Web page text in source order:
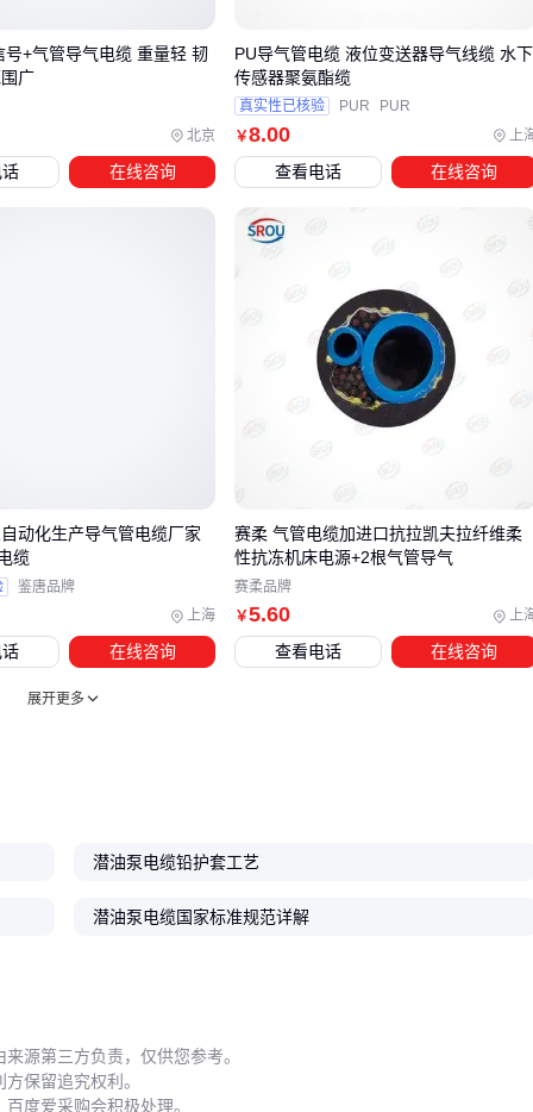
确认接头密封材料耐温等级
潜油电泵 整体散热设计
安装条件
潜油泵扁平电缆 ，大排量泵需要配套
四、电缆密封套如何防止油井介质渗透？
完井后最常出现的问题是电缆贯穿部位的渗漏。某油田因
密封不良，导致油气沿电缆外护套间隙上窜，不得不停
产检修。有效的防护需要三级密封体系：
：注入特种密封胶填充微间隙
终极保障：安装金属材质的电缆密封套 提供机械锁紧
特别要注意密封套与电缆护套的材料兼容性。聚氨酯护套电缆
若搭配含酯类密封胶，可能发生溶胀失效。
五、安装时容易被忽视的弯曲半径问题
扁电缆只能沿窄边弯曲，宽边弯曲会挤压绝缘层
禁止用锐角弯折替代渐进弯曲
每隔2米设置浮动固定点
定期检查弯曲部位绝缘电阻
北京
号+气管导气电缆 重量轻 韧
广
在线咨询
￥8.00 上
PU导气管电缆 液位变送器导气线缆 水下
传感器聚氨酯缆
真实性已核验 PUR PUR
查看电话 在线咨询
上海
动化生产导气管电缆厂家
缆
鉴唐品牌
在线咨询
￥5.60 上
赛柔 气管电缆加进口抗拉凯夫拉纤维柔
性抗冻机床电源+2根气管导气
赛柔品牌
查看电话 在线咨询
展开更多
潜油泵电缆铅护套工艺
潜油泵电缆国家标准规范详解
源第三方负责，仅供您参考。
保留追究权利。
度爱采购会积极处理。